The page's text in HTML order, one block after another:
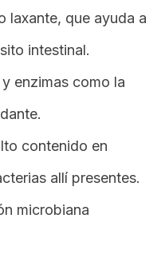
laxante, que ayuda a
intestinal.
enzimas como la
contenido en
allí presentes.
microbiana